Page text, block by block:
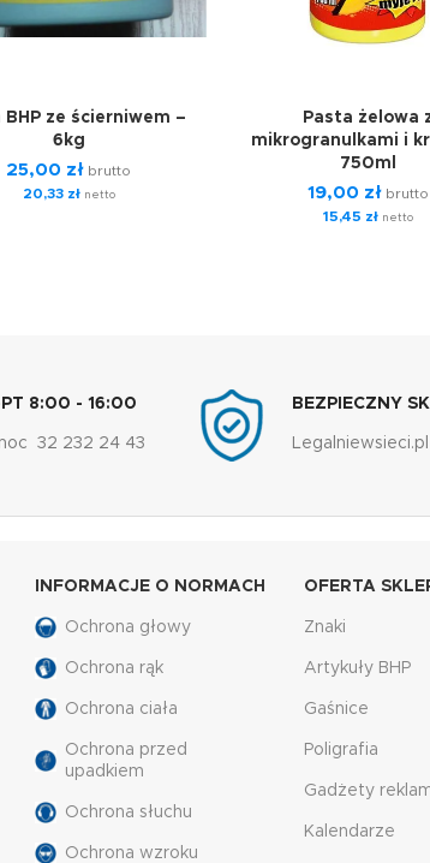
BHP ze ścierniwem –
6kg
25,00 zł brutto
20,33 złnetto
Pasta żelowa
mikrogranulkami i
750ml
19,00 zł brutto
15,45 zł netto
PT 8:00 - 16:00
32 232 24 43
BEZPIECZNY
Legalniewsieci.pl
INFORMACJE O NORMACH
Ochrona głowy
Ochrona rąk
Ochrona ciała
Ochrona przed
upadkiem
Ochrona słuchu
Ochrona wzroku
OFERTA
Znaki
Artykuły BHP
Gaśnice
Poligrafia
Gadżety
Kalendarze